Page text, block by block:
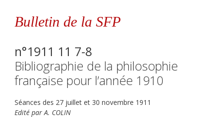
Bulletin de la SFP
n°1911 11 7-8
Bibliographie de la philosophie
française pour l’année 1910
Séances des 27 juillet et 30 novembre 1911
Edité par A. COLIN